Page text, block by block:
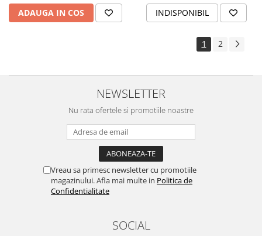
ADAUGA IN COS INDISPONIBIL
1 2
NEWSLETTER
Nu rata ofertele si promotiile noastre
Vreau sa primesc newsletter cu promotiile
magazinului. Afla mai multe in Politica de
Confidentialitate
SOCIAL